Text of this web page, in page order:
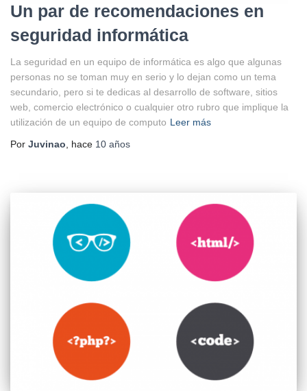
Un par de recomendaciones en
seguridad informática
La seguridad en un equipo de informática es algo que algunas
personas no se toman muy en serio y lo dejan como un tema
secundario, pero si te dedicas al desarrollo de software, sitios
web, comercio electrónico o cualquier otro rubro que implique la
utilización de un equipo de computo Leer más
Por Juvinao , hace 10 años